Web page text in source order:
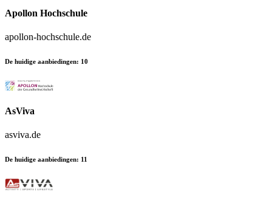
Apollon Hochschule
apollon-hochschule.de
De huidige aanbiedingen: 10
AsViva
asviva.de
De huidige aanbiedingen: 11